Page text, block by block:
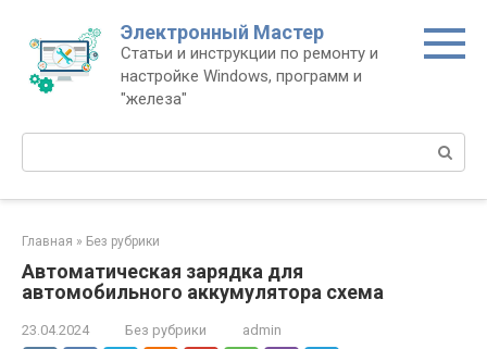
контенту
Электронный Мастер
Статьи и инструкции по ремонту и
настройке Windows, программ и
"железа"
Поиск:
Главная » Без рубрики
Автоматическая зарядка для
автомобильного аккумулятора схема
23.04.2024 Без рубрики admin